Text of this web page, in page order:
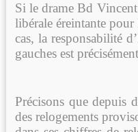
Si le drame Bd
libérale éreintante pour
cas, la responsabilité
gauches est
Précisons que depuis
des relogements